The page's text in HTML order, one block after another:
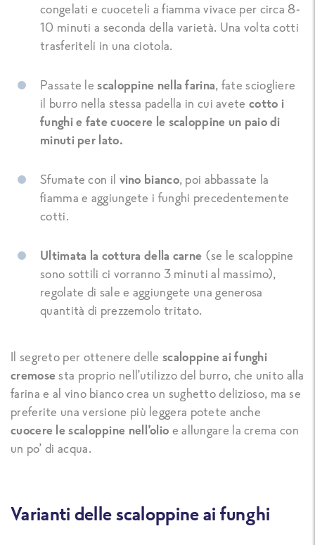
congelati e cuoceteli a fiamma vivace per circa 8-
10 minuti a seconda della varietà. Una volta cotti
trasferiteli in una ciotola.
Passate le scaloppine nella farina, fate sciogliere
il burro nella stessa padella in cui avete cotto i
funghi e fate cuocere le scaloppine un paio di
minuti per lato.
Sfumate con il vino bianco, poi abbassate la
fiamma e aggiungete i funghi precedentemente
cotti.
Ultimata la cottura della carne (se le scaloppine
sono sottili ci vorranno 3 minuti al massimo),
regolate di sale e aggiungete una generosa
quantità di prezzemolo tritato.
Il segreto per ottenere delle scaloppine ai funghi
cremosesta proprio nell’utilizzo del burro, che unito alla
farina e al vino bianco crea un sughetto delizioso, ma se
preferite una versione più leggera potete anche
cuocere le scaloppine nell’olio e allungare la crema con
un po’ di acqua.
Varianti delle scaloppine ai funghi